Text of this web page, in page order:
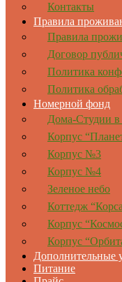
Контакты
Правила
Правила
Договор
Политика
Политика
Номерной фонд
Дома-Студии
Корпус
Корпус №3
Корпус №4
Зеленое небо
Коттедж
Корпус
Корпус
Дополнительные
Питание